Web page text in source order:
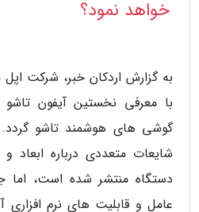
خواهد نمود؟
با معرفی نخستین آیفون تاشو
گوشی های هوشمند تاشو گردد.
شایعات متعددی درباره
دستگاه منتشر شده است، اما
عامل و قابلیت های نرم